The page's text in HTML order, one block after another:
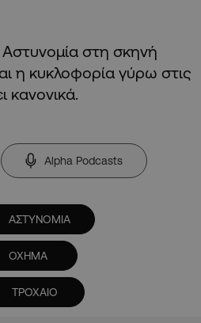
στη σκηνή
η κυκλοφορία γύρω στις
κανονικά.
Alpha Podcasts
ΑΣΤΥΝΟΜΙΑ
ΟΧΗΜΑ
ΤΡΟΧΑΙΟ